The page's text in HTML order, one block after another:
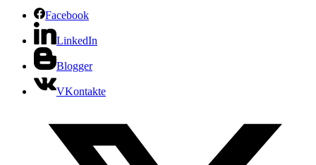
Facebook
LinkedIn
Blogger
VKontakte